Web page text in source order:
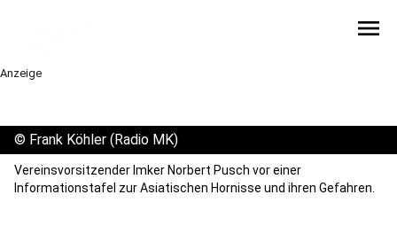
menu
Anzeige
© Frank Köhler (Radio MK)
Vereinsvorsitzender Imker Norbert Pusch vor einer
Informationstafel zur Asiatischen Hornisse und ihren Gefahren.